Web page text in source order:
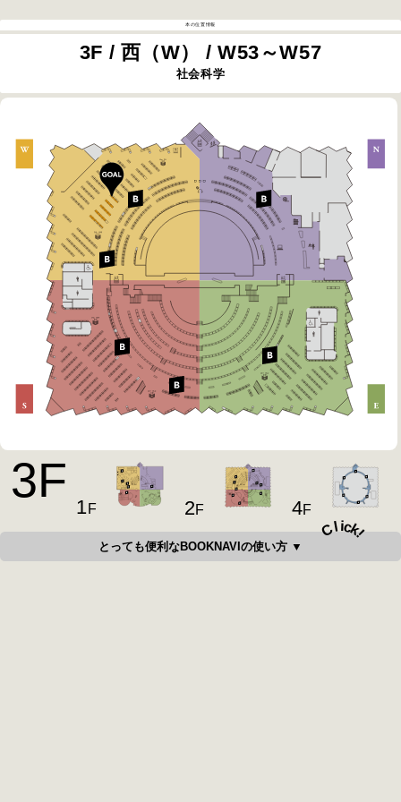
本の位置情報
3F / 西（W） / W53～W57
社会科学
3F
1F 2F 4F
Cl ick
!
とっても便利なBOOKNAVIの使い方 ▼